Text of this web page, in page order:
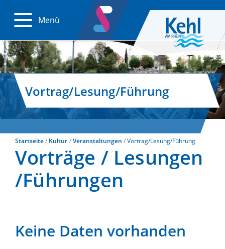
Menü
Vortrag/Lesung/Führung
Startseite Kultur Veranstaltungen Vortrag/Lesung/Führung
Vorträge / Lesungen
/Führungen
Keine Daten vorhanden